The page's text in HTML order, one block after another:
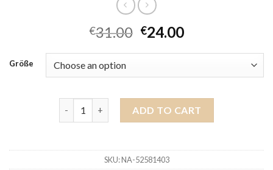
€31.00 €24.00
Größe
ADD TO CART
SKU:NA-52581403